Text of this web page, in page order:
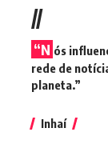
//
“N ós
rede de
planeta.”
Inhaí